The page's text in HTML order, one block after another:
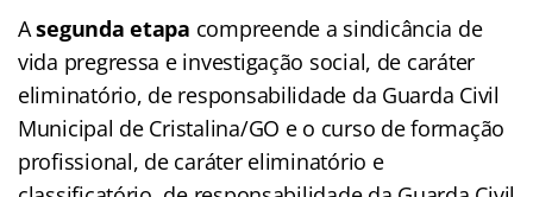
Asegunda etapa compreende a sindicância de
vida pregressa e investigação social, de caráter
eliminatório, de responsabilidade da Guarda Civil
Municipal de Cristalina/GO e o curso de formação
profissional, de caráter eliminatório e